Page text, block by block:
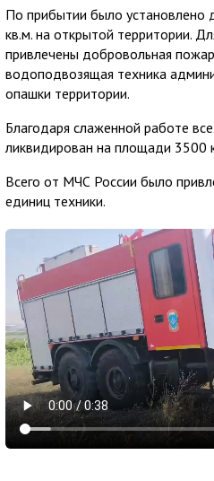
По прибытии было установлено
кв.м. на открытой территории.
привлечены добровольная
водоподвозящая техника
опашки территории.
Благодаря слаженной работе
ликвидирован на площади 3500
Всего от МЧС России было
единиц техники.